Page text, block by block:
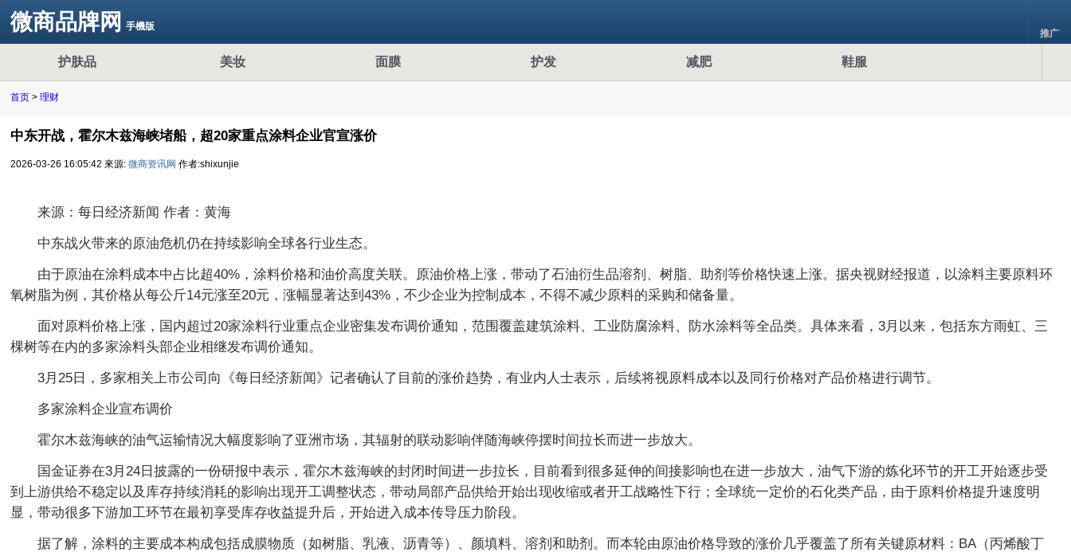
微商品牌网 手機版
推广
护肤品 美妆 面膜 护发 减肥 鞋服
首页 > 理财
中东开战，霍尔木兹海峡堵船，超20家重点涂料企业官宣涨价
2026-03-26 16:05:42 來源: 微商资讯网 作者:shixunjie
来源：每日经济新闻 作者：黄海
中东战火带来的原油危机仍在持续影响全球各行业生态。
由于原油在涂料成本中占比超40%，涂料价格和油价高度关联。原油价格上涨，带动了石油衍生品溶剂、树脂、助剂等价格快速上涨。据央视财经报道，以涂料主要原料环
氧树脂为例，其价格从每公斤14元涨至20元，涨幅显著达到43%，不少企业为控制成本，不得不减少原料的采购和储备量。
面对原料价格上涨，国内超过20家涂料行业重点企业密集发布调价通知，范围覆盖建筑涂料、工业防腐涂料、防水涂料等全品类。具体来看，3月以来，包括东方雨虹、三
棵树等在内的多家涂料头部企业相继发布调价通知。
3月25日，多家相关上市公司向《每日经济新闻》记者确认了目前的涨价趋势，有业内人士表示，后续将视原料成本以及同行价格对产品价格进行调节。
多家涂料企业宣布调价
霍尔木兹海峡的油气运输情况大幅度影响了亚洲市场，其辐射的联动影响伴随海峡停摆时间拉长而进一步放大。
国金证券在3月24日披露的一份研报中表示，霍尔木兹海峡的封闭时间进一步拉长，目前看到很多延伸的间接影响也在进一步放大，油气下游的炼化环节的开工开始逐步受
到上游供给不稳定以及库存持续消耗的影响出现开工调整状态，带动局部产品供给开始出现收缩或者开工战略性下行；全球统一定价的石化类产品，由于原料价格提升速度明
显，带动很多下游加工环节在最初享受库存收益提升后，开始进入成本传导压力阶段。
据了解，涂料的主要成本构成包括成膜物质（如树脂、乳液、沥青等）、颜填料、溶剂和助剂。而本轮由原油价格导致的涨价几乎覆盖了所有关键原材料：BA（丙烯酸丁